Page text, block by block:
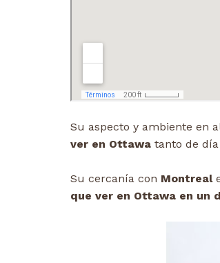
Su aspecto y ambiente en
ver en Ottawa tanto de
Su cercanía con Montreal
que ver en Ottawa en un